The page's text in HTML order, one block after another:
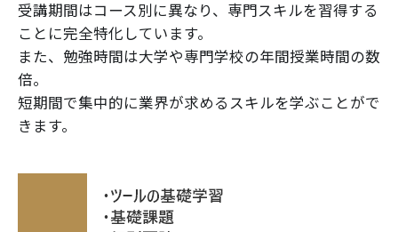
受講期間はコース別に異なり、専門スキルを習得する
ことに完全特化しています。
また、勉強時間は大学や専門学校の年間授業時間の数
倍。
短期間で集中的に業界が求めるスキルを学ぶことがで
きます。